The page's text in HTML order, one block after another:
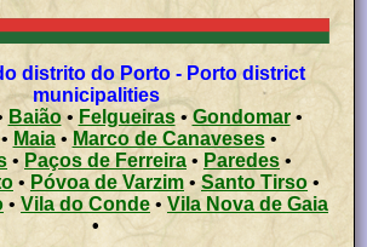
municipalities
Baião• Felgueiras• Gondomar•
Maia• Marco de Canaveses•
• Paços de Ferreira • Paredes •
• Póvoa de Varzim • Santo Tirso •
• Vila do Conde • Vila Nova de Gaia
•